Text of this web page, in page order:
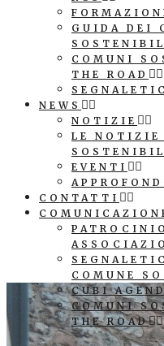
GUIDA DEI
COMUNI
THE ROAD
NEWS
NOTIZIE
LE NOTIZIE
EVENTI
CONTATTI
COMUNE
CUBI
COMUNI
THE ROAD